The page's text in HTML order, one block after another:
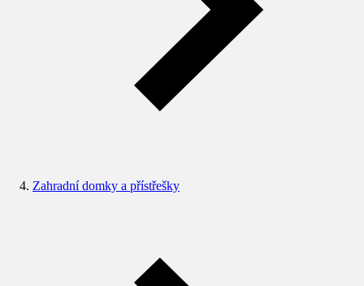
Zahradní domky a přístřešky